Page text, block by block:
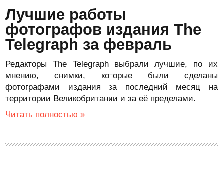
Лучшие работы
фотографов издания The
Telegraph за февраль
Редакторы The Telegraph выбрали лучшие, по их
мнению, снимки, которые были сделаны
фотографами издания за последний месяц на
территории Великобритании и за её пределами.
Читать полностью »